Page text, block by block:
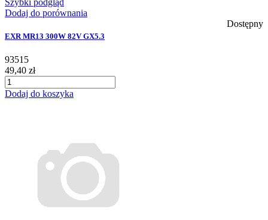
Dodaj do porównania
Dostępny
EXR MR13 300W 82V GX5.3
93515
49,40 zł
Dodaj do koszyka